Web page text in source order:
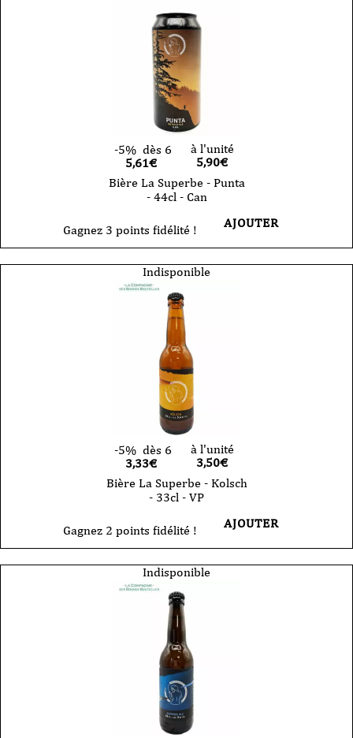
-5% dès 6
5,61€
à l'unité
5,90€
Bière La Superbe - Punta
- 44cl - Can
Gagnez 3 points fidélité ! AJOUTER
Indisponible
-5% dès 6
3,33€
à l'unité
3,50€
Bière La Superbe - Kolsch
- 33cl - VP
Gagnez 2 points fidélité ! AJOUTER
Indisponible